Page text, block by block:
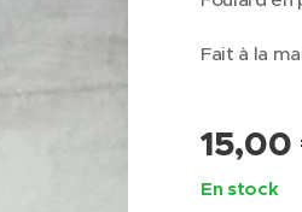
Fait à la
15,00
En stock